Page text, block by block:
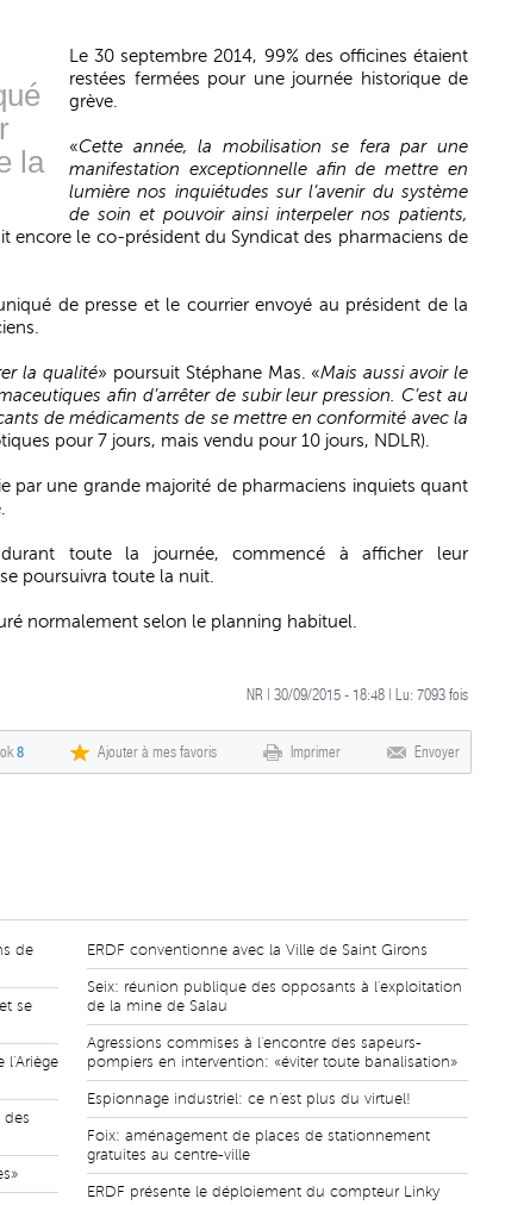
la
Le 30 septembre 2014, 99% des officines étaient
restées fermées pour une journée historique de
grève.
«Cette année, la mobilisation se fera par une
manifestation exceptionnelle afin de mettre en
lumière nos inquiétudes sur l’avenir du système
de soin et pouvoir ainsi interpeler nos patients,
encore le co-président du Syndicat des pharmaciens de
de presse et le courrier envoyé au président de la
la qualité» poursuit Stéphane Mas. «Mais aussi avoir le
afin d’arrêter de subir leur pression. C’est au
de médicaments de se mettre en conformité avec la
pour 7 jours, mais vendu pour 10 jours, NDLR).
par une grande majorité de pharmaciens inquiets quant
toute la journée, commencé à afficher leur
poursuivra toute la nuit.
normalement selon le planning habituel.
NR | 30/09/2015 - 18:48 | Lu: 7093 fois
8 Ajouter à mes favoris Imprimer Envoyer
de
se
l'Ariège
des
ERDF conventionne avec la Ville de Saint Girons
Seix: réunion publique des opposants à l'exploitation
de la mine de Salau
Agressions commises à l'encontre des sapeurs-
pompiers en intervention: «éviter toute banalisation»
Espionnage industriel: ce n'est plus du virtuel!
Foix: aménagement de places de stationnement
gratuites au centre-ville
ERDF présente le déploiement du compteur Linky